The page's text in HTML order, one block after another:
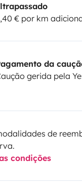
€ por km
da
gerida pela
de
condições